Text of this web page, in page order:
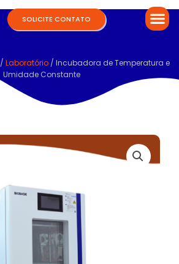
SOLICITE CONTATO
/ Laboratório / Incubadora de Temperatura e
Umidade Constante